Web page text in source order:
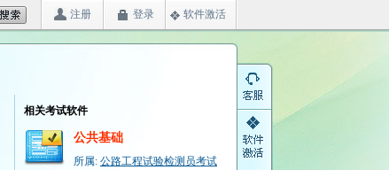
注册 登录 软件激活
相关考试软件
公共基础
所属: 公路工程试验检测员考试